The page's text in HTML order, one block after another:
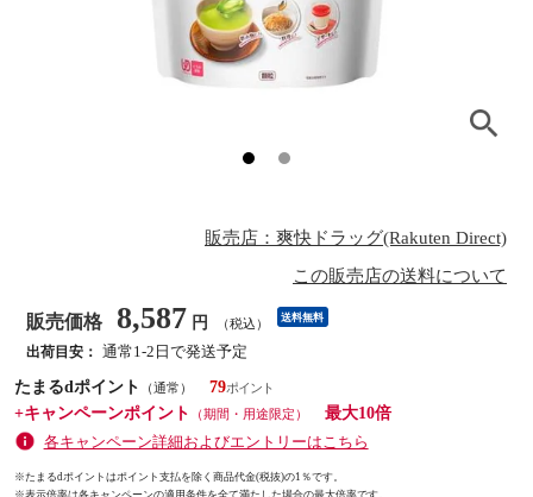
販売店：爽快ドラッグ(Rakuten Direct)
この販売店の送料について
販売価格 8,587 円 （税込） 送料無料
出荷目安： 通常1-2日で発送予定
たまるdポイント
（通常）
79
+キャンペーンポイント
（期間・用途限定）
最大10倍
各キャンペーン詳細およびエントリーはこちら
※たまるdポイントはポイント支払を除く商品代金(税抜)の1％です。
※表示倍率は各キャンペーンの適用条件を全て満たした場合の最大倍率です。